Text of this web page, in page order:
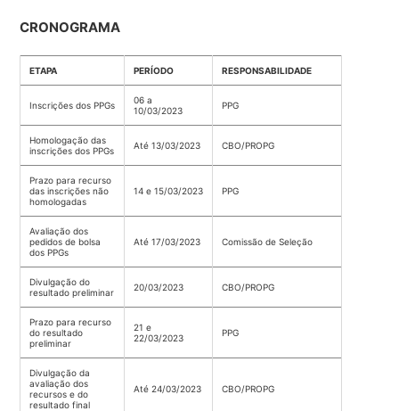
CRONOGRAMA
ETAPA PERÍODO RESPONSABILIDADE
Inscrições dos PPGs
06 a
10/03/2023
PPG
Homologação das
inscrições dos PPGs
Até 13/03/2023 CBO/PROPG
Prazo para recurso
das inscrições não
homologadas
14 e 15/03/2023 PPG
Avaliação dos
pedidos de bolsa
dos PPGs
Até 17/03/2023 Comissão de Seleção
Divulgação do
resultado preliminar
20/03/2023 CBO/PROPG
Prazo para recurso
do resultado
preliminar
21 e
22/03/2023
PPG
Divulgação da
avaliação dos
recursos e do
resultado final
Até 24/03/2023 CBO/PROPG